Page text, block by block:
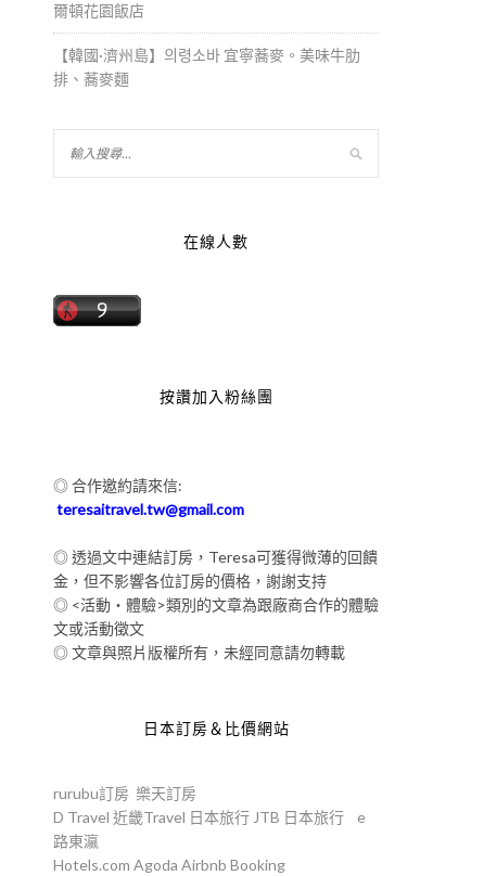
爾頓花園飯店
【韓國·濟州島】의령소바 宜寧蕎麥。美味牛肋
排、蕎麥麵
在線人數
按讚加入粉絲團
◎ 合作邀約請來信:
teresaitravel.tw@gmail.com
◎ 透過文中連結訂房，Teresa可獲得微薄的回饋
金，但不影響各位訂房的價格，謝謝支持
◎ <活動‧體驗>類別的文章為跟廠商合作的體驗
文或活動徵文
◎ 文章與照片版權所有，未經同意請勿轉載
日本訂房＆比價網站
rurubu訂房 樂天訂房
D Travel 近畿Travel 日本旅行 JTB 日本旅行
e
路東瀛
Hotels.com Agoda Airbnb Booking